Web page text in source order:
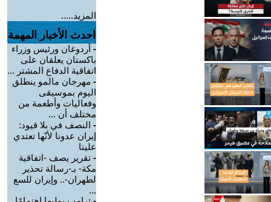
المزيد.....
احدث الأخبار المهمة
- أردوغان ورئيس وزراء
باكستان يعلقان على
اتفاقية الدفاع المشتر ...
- مهرجان مالمو ينطلق
اليوم بموسيقى
وفعاليات وأطعمة من
مختلف أن ...
- النصف في بلا قيود:
إيران عدونا لأنّها تعتدي
علينا
- تقرير يصف -اتفاقية
مكة- بـ-رسالة تحذير
لطهران-.. وإيران للسع
...